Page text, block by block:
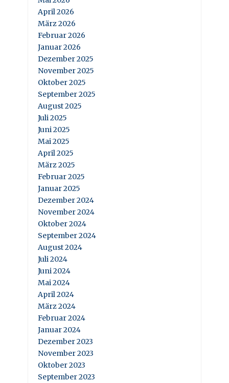
April 2026
März 2026
Februar 2026
Januar 2026
Dezember 2025
November 2025
Oktober 2025
September 2025
August 2025
Juli 2025
Juni 2025
Mai 2025
April 2025
März 2025
Februar 2025
Januar 2025
Dezember 2024
November 2024
Oktober 2024
September 2024
August 2024
Juli 2024
Juni 2024
Mai 2024
April 2024
März 2024
Februar 2024
Januar 2024
Dezember 2023
November 2023
Oktober 2023
September 2023